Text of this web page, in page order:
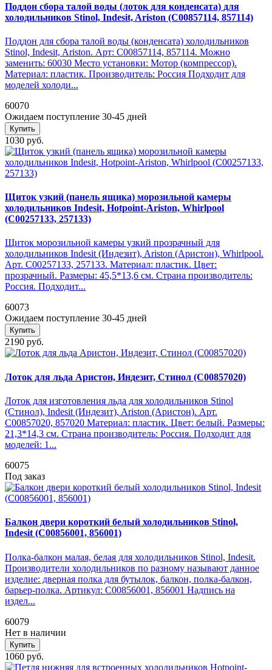
Поддон сбора талой воды (лоток для конденсата) для
холодильников Stinol, Indesit, Ariston (C00857114, 857114)
Поддон для сбора талой воды (конденсата) холодильников
Stinol, Indesit, Ariston. Арт: C00857114, 857114. Можно
заменить: 60030 Место установки: Мотор (компрессор).
Материал: пластик. Производитель: Россия Подходит для
моделей холоди...
60070
Ожидаем поступление 30-45 дней
Купить
1030 руб.
Щиток узкий (панель ящика) морозильной камеры
холодильников Indesit, Hotpoint-Ariston, Whirlpool
(C00257133, 257133)
Щиток морозильной камеры узкий прозрачный для
холодильников Indesit (Индезит), Ariston (Аристон), Whirlpool.
Арт. C00257133, 257133. Материал: пластик. Цвет:
прозрачный. Размеры: 45,5*13,6 см. Страна производитель:
Россия. Подходит...
60073
Ожидаем поступление 30-45 дней
Купить
2190 руб.
Лоток для льда Аристон, Индезит, Стинол (C00857020)
Лоток для изготовления льда для холодильников Stinol
(Стинол), Indesit (Индезит), Ariston (Аристон). Арт.
C00857020, 857020 Материал: пластик. Цвет: белый. Размеры:
21,3*14,3 см. Страна производитель: Россия. Подходит для
моделей: 1...
60075
Под заказ
Балкон двери короткий белый холодильников Stinol,
Indesit (C00856001, 856001)
Полка-балкон малая, белая для холодильников Stinol, Indesit.
Производители холодильников по разному называют данное
изделие: дверная полка для бутылок, балкон, полка-балкон,
барьер-полка. Артикул: C00856001, 856001 Надпись на
издел...
60079
Нет в наличии
Купить
1060 руб.